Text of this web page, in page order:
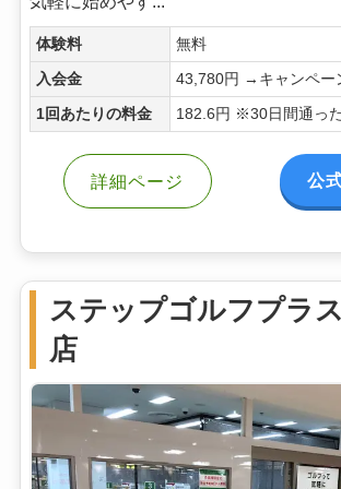
体験料 無料
入会金 43,780円 →キャンペー
1回あたりの料金 182.6円 ※30日間通っ
詳細ページ 公
ステップゴルフプラ
店